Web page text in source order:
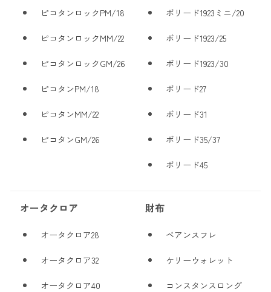
ピコタンロックPM/18
ピコタンロックMM/22
ピコタンロックGM/26
ピコタンPM/18
ピコタンMM/22
ピコタンGM/26
ボリード1923ミニ/20
ボリード1923/25
ボリード1923/30
ボリード27
ボリード31
ボリード35/37
ボリード45
オータクロア
オータクロア28
オータクロア32
オータクロア40
財布
ベアンスフレ
ケリーウォレット
コンスタンスロング